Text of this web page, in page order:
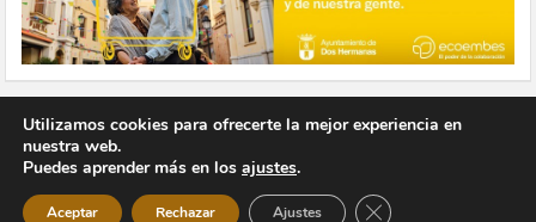
Copyright © 2026 Vivir en Montequinto Periódico Digital
Utilizamos cookies para ofrecerte la mejor experiencia en
nuestra web.
Puedes aprender más en los ajustes.
Aceptar Rechazar Ajustes Cerrar el banner de